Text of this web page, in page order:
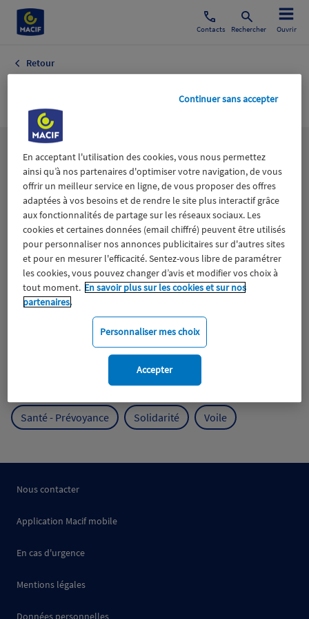
Contacts Rechercher Ouvrir
Retour
Lesthématiques
Aidants Catastrophes naturelles Climat
ESS
Expérience clients Fondation Macif Jeunesse
Mobilité
Protection de l'environnement
Protection des océans Prévention
Santé - Prévoyance Solidarité Voile
Nous contacter
Application Macif mobile
En cas d'urgence
Mentions légales
Données personnelles
En acceptant l'utilisation des cookies, vous nous permettez
ainsi qu’à nos partenaires d'optimiser votre navigation, de vous
offrir un meilleur service en ligne, de vous proposer des offres
adaptées à vos besoins et de rendre le site plus interactif grâce
aux fonctionnalités de partage sur les réseaux sociaux. Les
cookies et certaines données (email chiffré) peuvent être utilisés
pour personnaliser nos annonces publicitaires sur d'autres sites
et pour en mesurer l'efficacité. Sentez-vous libre de paramétrer
les cookies, vous pouvez changer d’avis et modifier vos choix à
tout moment. En savoir plus sur les cookies et sur nos
partenaires.
Personnaliser mes choix
Continuer sans accepter
Accepter